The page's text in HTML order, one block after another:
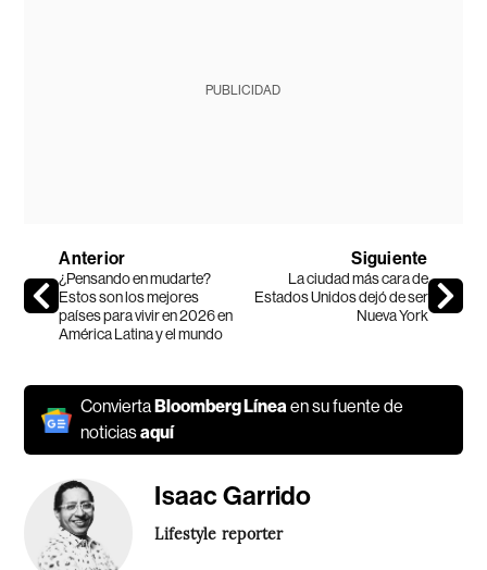
PUBLICIDAD
Anterior
¿Pensando en mudarte?
Estos son los mejores
países para vivir en 2026 en
América Latina y el mundo
Siguiente
La ciudad más cara de
Estados Unidos dejó de ser
Nueva York
Convierta Bloomberg Líneaen su fuente de
noticiasaquí
Isaac Garrido
Lifestyle reporter